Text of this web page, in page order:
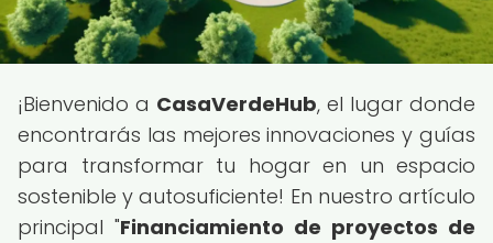
¡Bienvenido a CasaVerdeHub, el lugar donde
encontrarás las mejores innovaciones y guías
para transformar tu hogar en un espacio
sostenible y autosuficiente! En nuestro artículo
principal "Financiamiento de proyectos de